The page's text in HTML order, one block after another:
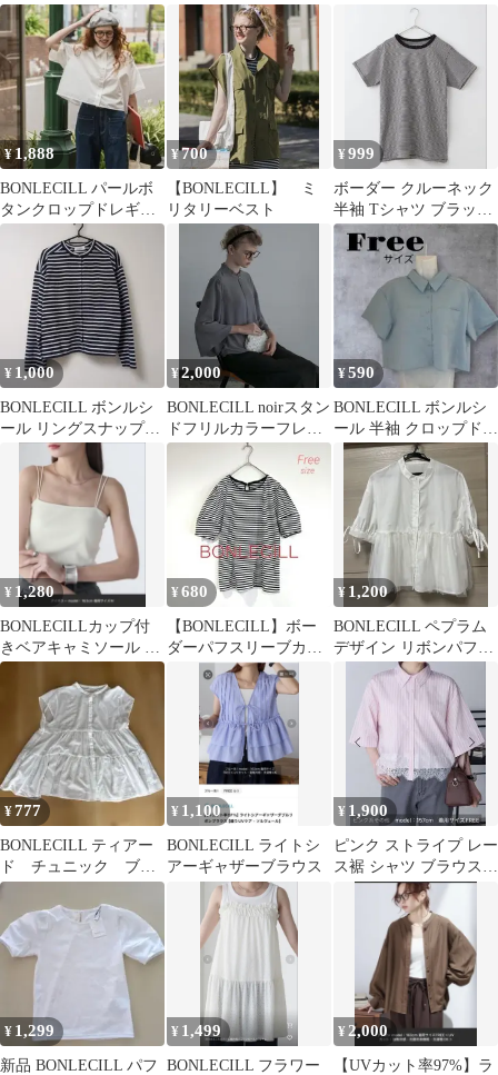
替 チュニック チャコー
ルグレー F
¥ 1,888
BONLECILL パールボ
タンクロップドレギュ
ラーカラー半袖シャツ
新品タグ付
¥700
【BONLECILL】 ミ
リタリーベスト
¥999
ボーダー クルーネック
半袖 Tシャツ ブラック
ホワイト bonlecill
¥ 1,000
BONLECILL ボンルシ
ール リングスナップカ
ーディガン ボーダー
¥2,000
BONLECILL noirスタン
ドフリルカラーフレア
スリーブ ブラウス
¥590
BONLECILL ボンルシ
ール 半袖 クロップドシ
ャツ ライトブルー
¥ 1,280
BONLECILLカップ付
きベアキャミソール ア
イボリー L
¥680
【BONLECILL】ボー
ダーパフスリーブカッ
トソー【Mサイズ相
¥ 1,200
BONLECILL ペプラム
デザイン リボンパフス
リーブブラウス ホワイ
¥777
BONLECILL ティアー
ド チュニック ブラ
ウス
¥ 1,100
BONLECILL ライトシ
アーギャザーブラウス
¥ 1,900
ピンク ストライプ レー
ス裾 シャツ ブラウス
BONLECILL
¥ 1,299
新品 BONLECILL パフ
¥ 1,499
BONLECILL フラワー
¥ 2,000
【UVカット率97%】ラ